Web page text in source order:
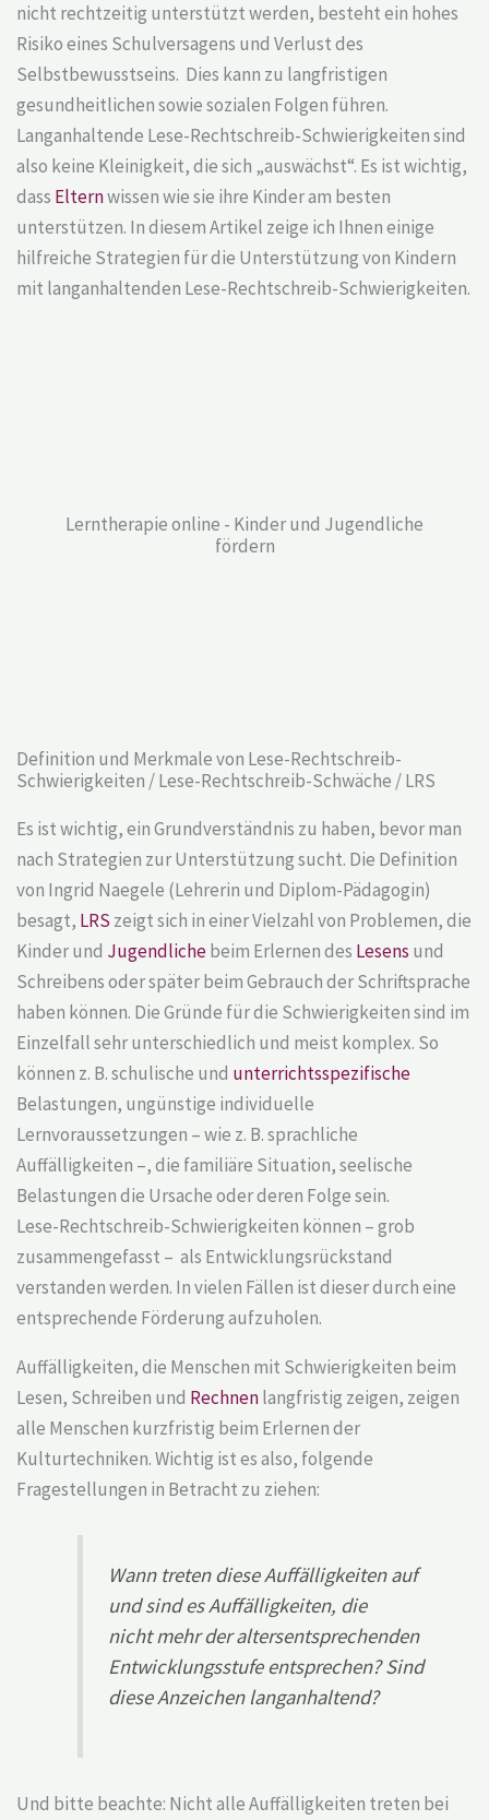
nicht rechtzeitig unterstützt werden, besteht ein hohes
Risiko eines Schulversagens und Verlust des
Selbstbewusstseins. Dies kann zu langfristigen
gesundheitlichen sowie sozialen Folgen führen.
Langanhaltende Lese-Rechtschreib-Schwierigkeiten sind
also keine Kleinigkeit, die sich „auswächst“. Es ist wichtig,
dass Elternwissen wie sie ihre Kinder am besten
unterstützen. In diesem Artikel zeige ich Ihnen einige
hilfreiche Strategien für die Unterstützung von Kindern
mit langanhaltenden Lese-Rechtschreib-Schwierigkeiten.
Lerntherapie online - Kinder und Jugendliche
fördern
Definition und Merkmale von Lese-Rechtschreib-
Schwierigkeiten / Lese-Rechtschreib-Schwäche / LRS
Es ist wichtig, ein Grundverständnis zu haben, bevor man
nach Strategien zur Unterstützung sucht. Die Definition
von Ingrid Naegele (Lehrerin und Diplom-Pädagogin)
besagt, LRS zeigt sich in einer Vielzahl von Problemen, die
Kinder und Jugendlichebeim Erlernen des Lesens und
Schreibens oder später beim Gebrauch der Schriftsprache
haben können. Die Gründe für die Schwierigkeiten sind im
Einzelfall sehr unterschiedlich und meist komplex. So
können z. B. schulische und unterrichtsspezifische
Belastungen, ungünstige individuelle
Lernvoraussetzungen – wie z. B. sprachliche
Auffälligkeiten –, die familiäre Situation, seelische
Belastungen die Ursache oder deren Folge sein.
Lese-Rechtschreib-Schwierigkeiten können – grob
zusammengefasst – als Entwicklungsrückstand
verstanden werden. In vielen Fällen ist dieser durch eine
entsprechende Förderung aufzuholen.
Auffälligkeiten, die Menschen mit Schwierigkeiten beim
Lesen, Schreiben und Rechnenlangfristig zeigen, zeigen
alle Menschen kurzfristig beim Erlernen der
Kulturtechniken. Wichtig ist es also, folgende
Fragestellungen in Betracht zu ziehen:
Wann treten diese Auffälligkeiten auf
und sind es Auffälligkeiten, die
nicht mehr der altersentsprechenden
Entwicklungsstufe entsprechen? Sind
diese Anzeichen langanhaltend?
Und bitte beachte: Nicht alle Auffälligkeiten treten bei